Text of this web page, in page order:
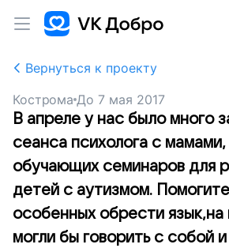
Вернуться к проекту
Кострома До 7 мая 2017
В апреле у нас было много
сеанса психолога с мамами,
обучающих семинаров для
детей с аутизмом.
особенных обрести язык,на
могли бы говорить с собой